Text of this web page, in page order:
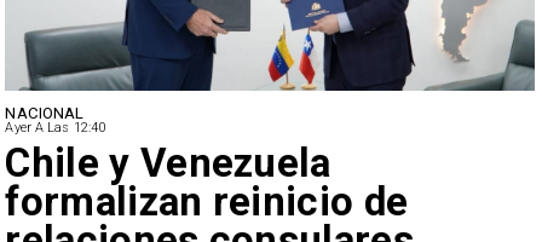
NACIONAL
Ayer A Las 12:40
Feriantes rechazan dichos
de Camila Flores sobre